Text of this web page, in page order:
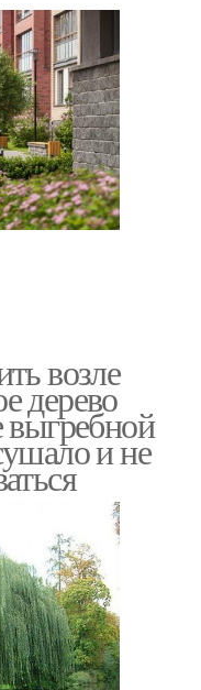
возле
дерево
выгребной
и не